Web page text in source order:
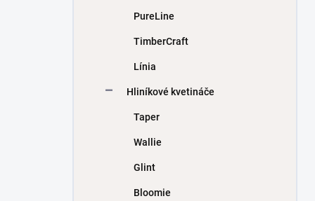
PureLine
TimberCraft
Línia
Hliníkové kvetináče
Taper
Wallie
Glint
Bloomie